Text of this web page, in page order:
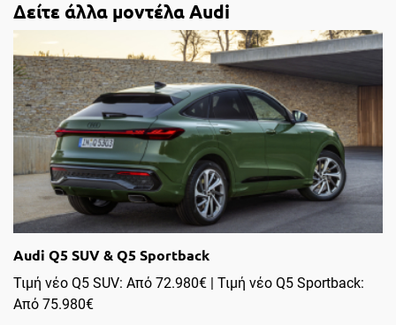
Δείτε άλλα μοντέλα Αudi
Audi Q5 SUV & Q5 Sportback
Τιμή νέο Q5 SUV: Από 72.980€ | Τιμή νέο Q5 Sportback:
Από 75.980€